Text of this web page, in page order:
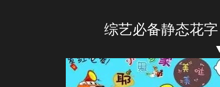
综艺必备静态花